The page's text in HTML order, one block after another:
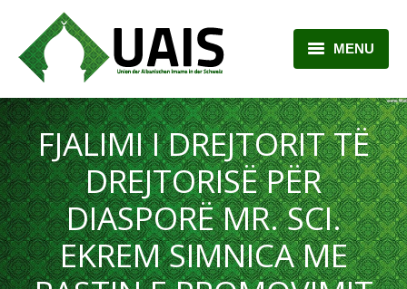
MENU
BALLINA
RRETH NESH
LAJME
ARTIKUJ
PLANI MËSIMOR
FJALIMI I DREJTORIT TË
DREJTORISË PËR
DIASPORË MR. SCI.
EKREM SIMNICA ME